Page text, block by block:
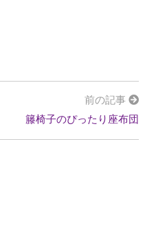
前の記事
籐椅子のぴったり座布団